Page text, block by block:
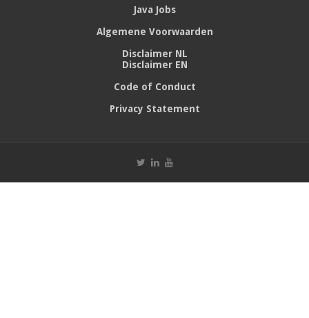
Java Jobs
Algemene Voorwaarden
Disclaimer NL
Disclaimer EN
Code of Conduct
Privacy Statement